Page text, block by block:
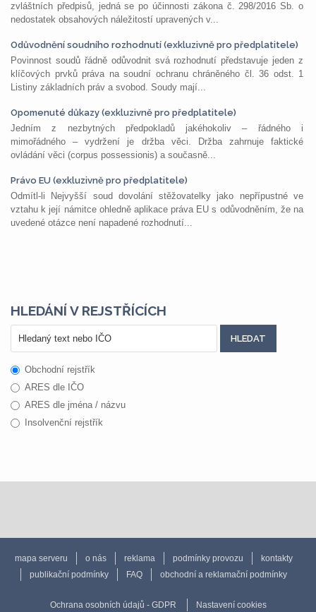
zvláštních předpisů, jedná se po účinnosti zákona č. 298/2016 Sb. o
nedostatek obsahových náležitostí upravených v...
Odůvodnění soudního rozhodnutí (exkluzivně pro předplatitele)
Povinnost soudů řádně odůvodnit svá rozhodnutí představuje jeden z
klíčových prvků práva na soudní ochranu chráněného čl. 36 odst. 1
Listiny základních práv a svobod. Soudy mají...
Opomenuté důkazy (exkluzivně pro předplatitele)
Jedním z nezbytných předpokladů jakéhokoliv – řádného i
mimořádného – vydržení je držba věci. Držba zahrnuje faktické
ovládání věci (corpus possessionis) a současně...
Právo EU (exkluzivně pro předplatitele)
Odmítl-li Nejvyšší soud dovolání stěžovatelky jako nepřípustné ve
vztahu k její námitce ohledně aplikace práva EU s odůvodněním, že na
uvedené otázce není napadené rozhodnutí...
HLEDÁNÍ V REJSTŘÍCÍCH
Obchodní rejstřík
ARES dle IČO
ARES dle jména / názvu
Insolvenční rejstřík
mapa serveru o nás reklama podmínky provozu
kontakty
publikační podmínky
FAQ obchodní a reklamační podmínky
Ochrana osobních údajů - GDPR Nastavení cookies